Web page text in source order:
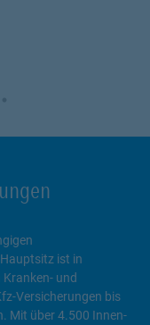
ist in
und
Versicherungen bis
Mit über 4.500 Innen-